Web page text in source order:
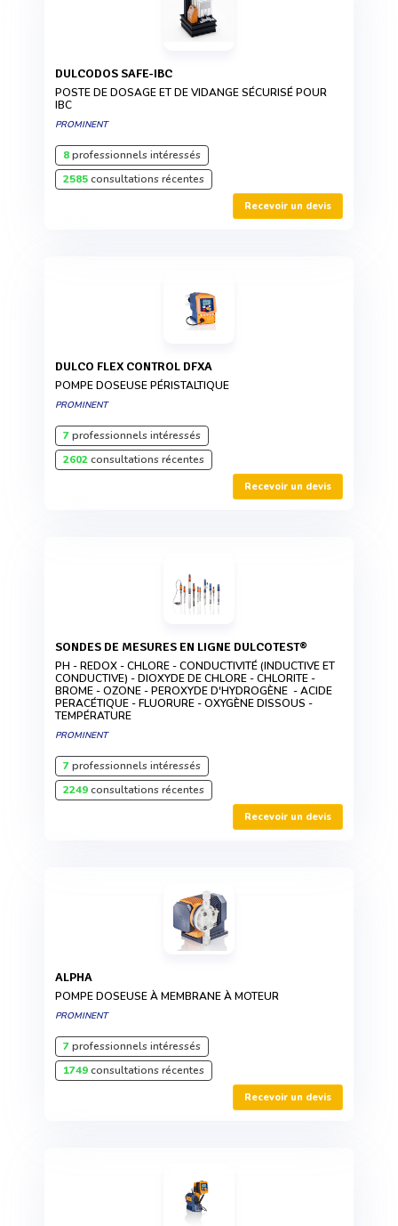
DULCODOS SAFE-IBC
POSTE DE DOSAGE ET DE VIDANGE SÉCURISÉ POUR
IBC
PROMINENT
8professionnels intéressés
2585consultations récentes
Recevoir un devis
DULCO FLEX CONTROL DFXA
POMPE DOSEUSE PÉRISTALTIQUE
PROMINENT
7professionnels intéressés
2602consultations récentes
Recevoir un devis
SONDES DE MESURES EN LIGNE DULCOTEST®
PH - REDOX - CHLORE - CONDUCTIVITÉ (INDUCTIVE ET
CONDUCTIVE) - DIOXYDE DE CHLORE - CHLORITE -
BROME - OZONE - PEROXYDE D'HYDROGÈNE - ACIDE
PERACÉTIQUE - FLUORURE - OXYGÈNE DISSOUS -
TEMPÉRATURE
PROMINENT
7professionnels intéressés
2249consultations récentes
Recevoir un devis
ALPHA
POMPE DOSEUSE À MEMBRANE À MOTEUR
PROMINENT
7professionnels intéressés
1749consultations récentes
Recevoir un devis